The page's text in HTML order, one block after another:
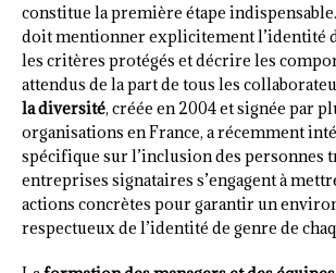
constitue la première étape
doit mentionner explicitement l’identité
les critères protégés et décrire les
attendus de la part de tous les
la diversité, créée en 2004 et signée par
organisations en France, a récemment
spécifique sur l’inclusion des personnes
entreprises signataires s’engagent à
actions concrètes pour garantir un
respectueux de l’identité de genre de